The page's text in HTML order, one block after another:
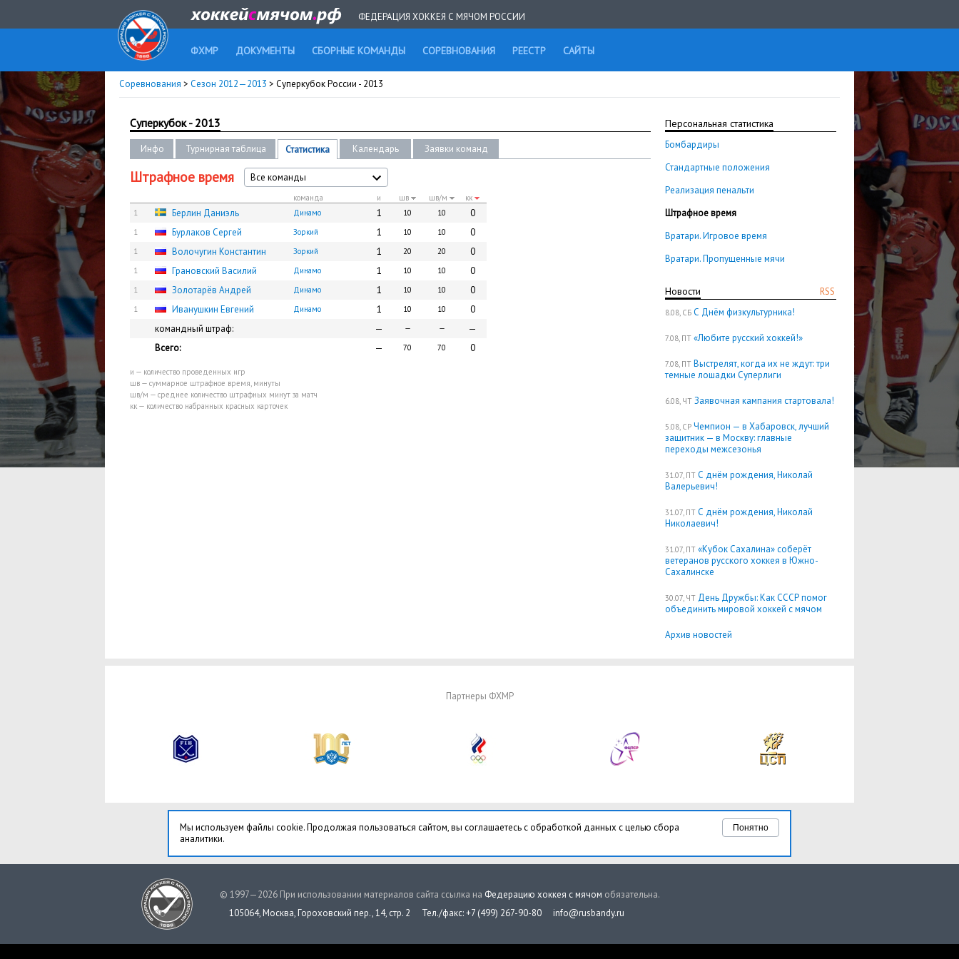
ФЕДЕРАЦИЯ ХОККЕЯ С МЯЧОМ РОССИИ
ФХМР ДОКУМЕНТЫ СБОРНЫЕ КОМАНДЫ СОРЕВНОВАНИЯ РЕЕСТР САЙТЫ
Соревнования > Сезон 2012—2013 > Суперкубок России - 2013
Персональная статистика
Бомбардиры
Стандартные положения
Реализация пенальти
Штрафное время
Вратари. Игровое время
Вратари. Пропущенные мячи
RSS
Новости
8.08, СБ С Днём физкультурника!
7.08, ПТ «Любите русский хоккей!»
7.08, ПТ Выстрелят, когда их не ждут: три
темные лошадки Суперлиги
6.08, ЧТ Заявочная кампания стартовала!
5.08, СР Чемпион — в Хабаровск, лучший
защитник — в Москву: главные
переходы межсезонья
31.07, ПТ С днём рождения, Николай
Валерьевич!
31.07, ПТ С днём рождения, Николай
Николаевич!
31.07, ПТ «Кубок Сахалина» соберёт
ветеранов русского хоккея в Южно-
Сахалинске
30.07, ЧТ День Дружбы: Как СССР помог
объединить мировой хоккей с мячом
Архив новостей
Суперкубок - 2013
Инфо Турнирная таблица Статистика Календарь Заявки команд
Штрафное время Все команды
команда и шв шв/м
кк
1
Берлин Даниэль Динамо 1 10 10 0
1 Бурлаков Сергей Зоркий 1 10 10 0
1 Волочугин Константин Зоркий 1 20 20 0
1 Грановский Василий Динамо 1 10 10 0
1 Золотарёв Андрей Динамо 1 10 10 0
1 Иванушкин Евгений Динамо 1 10 10
0
командный штраф:
— — —
—
Всего:
— 70 70 0
и — количество проведенных игр
шв — суммарное штрафное время, минуты
шв/м — среднее количество штрафных минут за матч
кк — количество набранных красных карточек
Партнеры ФХМР
Понятно
Мы используем файлы cookie. Продолжая пользоваться сайтом, вы соглашаетесь с обработкой данных с целью сбора
аналитики.
© 1997—2026 При использовании материалов сайта ссылка на Федерацию хоккея с мячом обязательна.
105064, Москва, Гороховский пер., 14, стр. 2
Тел./факс: +7 (499) 267-90-80 info@rusbandy.ru